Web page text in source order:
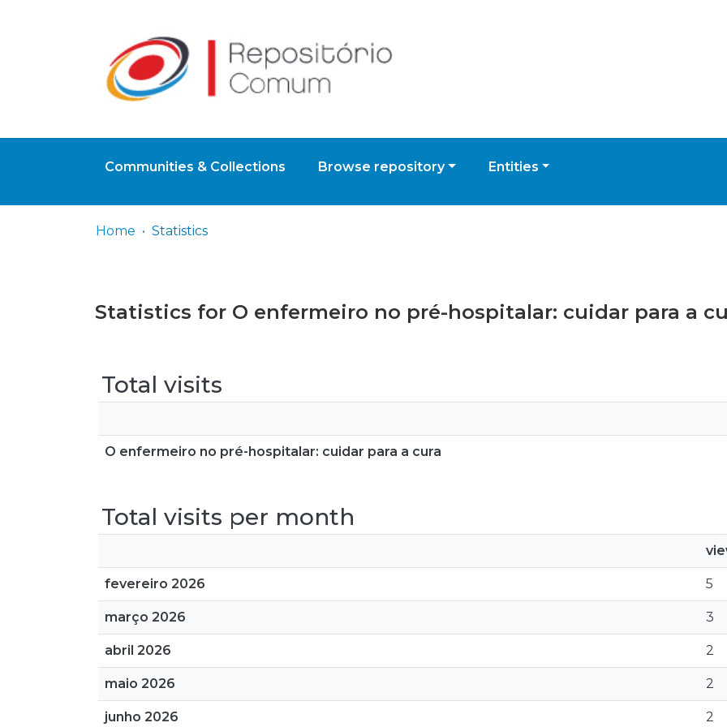
Communities & Collections Browse repository Entities
Home Statistics
Statistics for O enfermeiro no pré-hospitalar: cuidar para a
Total visits
O enfermeiro no pré-hospitalar: cuidar para a cura
Total visits per month
fevereiro 2026 5
março 2026 3
abril 2026 2
maio 2026 2
junho 2026 2